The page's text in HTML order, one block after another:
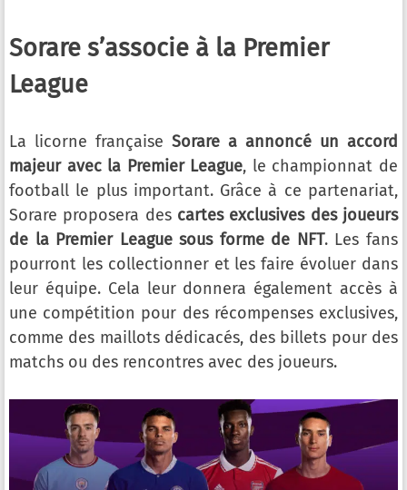
Sorare s’associe à la Premier
League
La licorne française Sorare a annoncé un accord
majeur avec la Premier League, le championnat de
football le plus important. Grâce à ce partenariat,
Sorare proposera des cartes exclusives des joueurs
de la Premier League sous forme de NFT. Les fans
pourront les collectionner et les faire évoluer dans
leur équipe. Cela leur donnera également accès à
une compétition pour des récompenses exclusives,
comme des maillots dédicacés, des billets pour des
matchs ou des rencontres avec des joueurs.